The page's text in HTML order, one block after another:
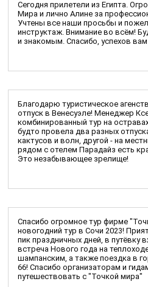
Сегодня прилетели из Египта.
Мира и лично Алине за
Учтены все наши просьбы и
инструктаж. Внимание во всём!
и знакомым. Спасибо, успехов
Благодарю туристическое
отпуск в Венесуэле! Менеджер
комбинированный тур на
будто провела два разных
кактусов и волн, другой - на
рядом с отелем Парадайз есть
Это незабывающее зрелище!
Спасибо огромное тур фирме
новогодний тур в Сочи 2023!
пик праздничных дней, в путёвку
встреча Нового года на
шампанским, а также поездка в
66! Спасибо организаторам и
путешествовать с "Точкой мира"